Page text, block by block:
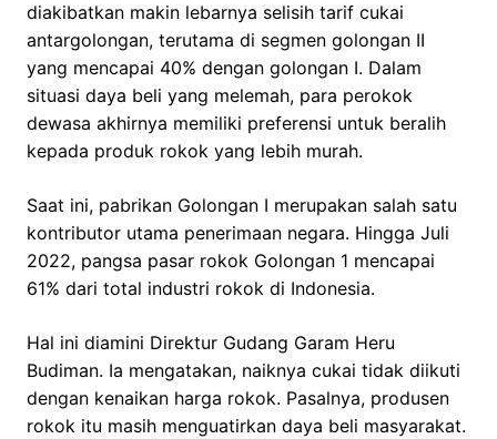
diakibatkan makin lebarnya selisih tarif cukai
antargolongan, terutama di segmen golongan II
yang mencapai 40% dengan golongan I. Dalam
situasi daya beli yang melemah, para perokok
dewasa akhirnya memiliki preferensi untuk beralih
kepada produk rokok yang lebih murah.
Saat ini, pabrikan Golongan I merupakan salah satu
kontributor utama penerimaan negara. Hingga Juli
2022, pangsa pasar rokok Golongan 1 mencapai
61% dari total industri rokok di Indonesia.
Hal ini diamini Direktur Gudang Garam Heru
Budiman. Ia mengatakan, naiknya cukai tidak diikuti
dengan kenaikan harga rokok. Pasalnya, produsen
rokok itu masih menguatirkan daya beli masyarakat.